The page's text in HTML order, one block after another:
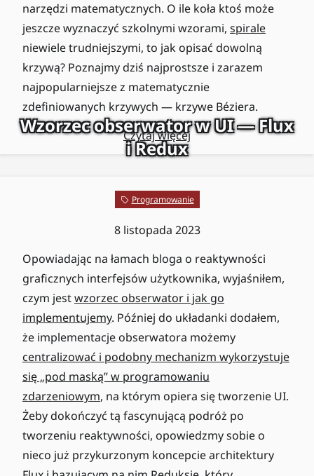
narzędzi matematycznych. O ile koła ktoś może
jeszcze wyznaczyć szkolnymi wzorami, spirale
niewiele trudniejszymi, to jak opisać dowolną
krzywą? Poznajmy dziś najprostsze i zarazem
najpopularniejsze z matematycznie
zdefiniowanych krzywych — krzywe Béziera.
Czytaj więcej
Wzorzec obserwator w UI — Flux
i Redux
Programowanie
8 listopada 2023
Opowiadając na łamach bloga o reaktywności
graficznych interfejsów użytkownika, wyjaśniłem,
czym jestwzorzec obserwator i jak go
implementujemy. Później do układanki dodałem,
że implementacje obserwatora możemy
centralizować i podobny mechanizm wykorzystuje
się „pod maską” w programowaniu
zdarzeniowym, na którym opiera się tworzenie UI.
Żeby dokończyć tą fascynującą podróż po
tworzeniu reaktywności, opowiedzmy sobie o
nieco już przykurzonym koncepcie architektury